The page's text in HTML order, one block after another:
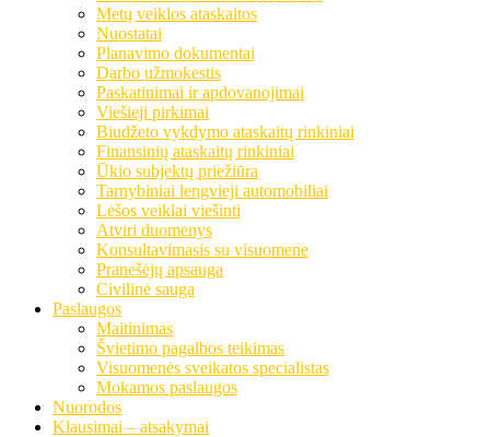
Metų veiklos ataskaitos
Nuostatai
Planavimo dokumentai
Darbo užmokestis
Paskatinimai ir apdovanojimai
Viešieji pirkimai
Biudžeto vykdymo ataskaitų rinkiniai
Finansinių ataskaitų rinkiniai
Ūkio subjektų priežiūra
Tarnybiniai lengvieji automobiliai
Lėšos veiklai viešinti
Atviri duomenys
Konsultavimasis su visuomene
Pranešėjų apsauga
Civilinė sauga
Paslaugos
Maitinimas
Švietimo pagalbos teikimas
Visuomenės sveikatos specialistas
Mokamos paslaugos
Nuorodos
Klausimai – atsakymai